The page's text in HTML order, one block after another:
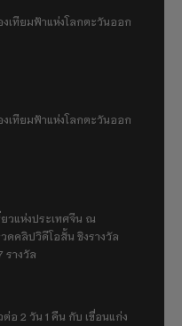
งเทียมฟ้าแห่งโลกตะวันออก
งเทียมฟ้าแห่งโลกตะวันออก
วแห่งประเทศจีน ณ
ดคลิปวิดีโอสั้น ชิงรางวัล
รางวัล
อ 2 วัน 1 คืน กับ เขื่อนแก่ง